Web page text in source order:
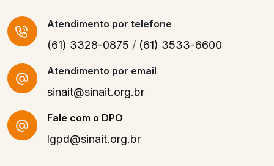
Atendimento por telefone
(61) 3328-0875 / (61) 3533-6600
Atendimento por email
sinait@sinait.org.br
Fale com o DPO
lgpd@sinait.org.br